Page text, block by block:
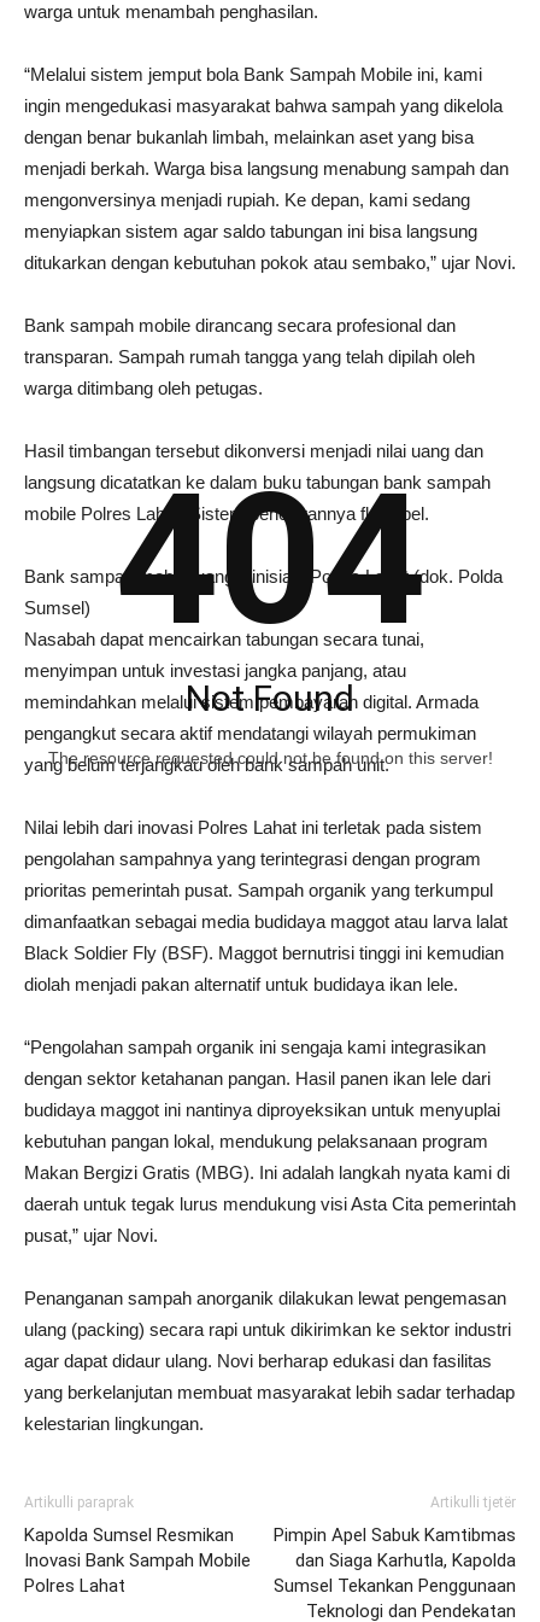
warga untuk menambah penghasilan.
“Melalui sistem jemput bola Bank Sampah Mobile ini, kami
ingin mengedukasi masyarakat bahwa sampah yang dikelola
dengan benar bukanlah limbah, melainkan aset yang bisa
menjadi berkah. Warga bisa langsung menabung sampah dan
mengonversinya menjadi rupiah. Ke depan, kami sedang
menyiapkan sistem agar saldo tabungan ini bisa langsung
ditukarkan dengan kebutuhan pokok atau sembako,” ujar Novi.
Bank sampah mobile dirancang secara profesional dan
transparan. Sampah rumah tangga yang telah dipilah oleh
warga ditimbang oleh petugas.
Hasil timbangan tersebut dikonversi menjadi nilai uang dan
langsung dicatatkan ke dalam buku tabungan bank sampah
mobile Polres Lahat. Sistem pencairannya fleksibel.
Bank sampah mobile yang diinisiasi Polres Lahat (dok. Polda
Sumsel)
Nasabah dapat mencairkan tabungan secara tunai,
menyimpan untuk investasi jangka panjang, atau
memindahkan melalui sistem pembayaran digital. Armada
pengangkut secara aktif mendatangi wilayah permukiman
yang belum terjangkau oleh bank sampah unit.
Nilai lebih dari inovasi Polres Lahat ini terletak pada sistem
pengolahan sampahnya yang terintegrasi dengan program
prioritas pemerintah pusat. Sampah organik yang terkumpul
dimanfaatkan sebagai media budidaya maggot atau larva lalat
Black Soldier Fly (BSF). Maggot bernutrisi tinggi ini kemudian
diolah menjadi pakan alternatif untuk budidaya ikan lele.
“Pengolahan sampah organik ini sengaja kami integrasikan
dengan sektor ketahanan pangan. Hasil panen ikan lele dari
budidaya maggot ini nantinya diproyeksikan untuk menyuplai
kebutuhan pangan lokal, mendukung pelaksanaan program
Makan Bergizi Gratis (MBG). Ini adalah langkah nyata kami di
daerah untuk tegak lurus mendukung visi Asta Cita pemerintah
pusat,” ujar Novi.
Penanganan sampah anorganik dilakukan lewat pengemasan
ulang (packing) secara rapi untuk dikirimkan ke sektor industri
agar dapat didaur ulang. Novi berharap edukasi dan fasilitas
yang berkelanjutan membuat masyarakat lebih sadar terhadap
kelestarian lingkungan.
Artikulli paraprak
Kapolda Sumsel Resmikan
Inovasi Bank Sampah Mobile
Polres Lahat
Artikulli tjetër
Pimpin Apel Sabuk Kamtibmas
dan Siaga Karhutla, Kapolda
Sumsel Tekankan Penggunaan
Teknologi dan Pendekatan
404
Not Found
The resource requested could not be found on this server!